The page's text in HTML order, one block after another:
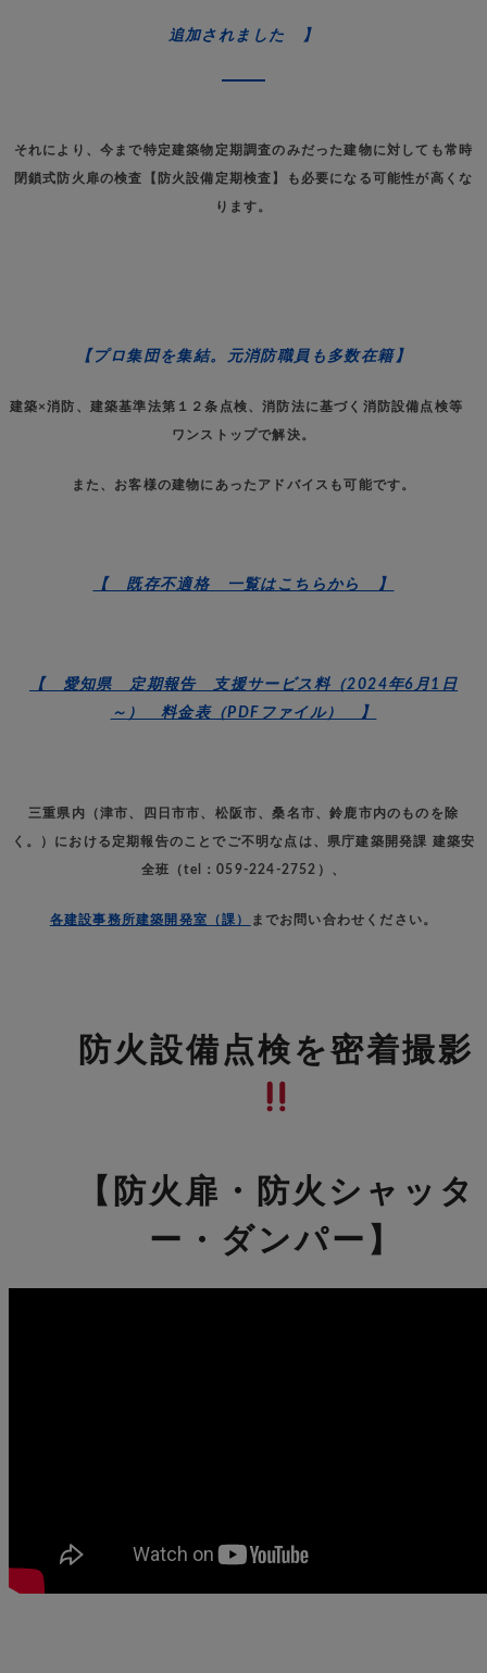
追加されました 】
それにより、今まで特定建築物定期調査のみだった建物に対しても常時
閉鎖式防火扉の検査【防火設備定期検査】も必要になる可能性が高くな
ります。
【プロ集団を集結。元消防職員も多数在籍】
建築×消防、建築基準法第１２条点検、消防法に基づく消防設備点検等
ワンストップで解決。
また、お客様の建物にあったアドバイスも可能です。
【 既存不適格 一覧はこちらから 】
【 愛知県 定期報告 支援サービス料（2024年6月1日
～） 料金表（PDFファイル） 】
三重県内（津市、四日市市、松阪市、桑名市、鈴鹿市内のものを除
く。）における定期報告のことでご不明な点は、県庁建築開発課 建築安
全班（tel：059-224-2752）、
各建設事務所建築開発室（課） までお問い合わせください。
防火設備点検を密着撮影
【防火扉・防火シャッタ
ー・ダンパー】